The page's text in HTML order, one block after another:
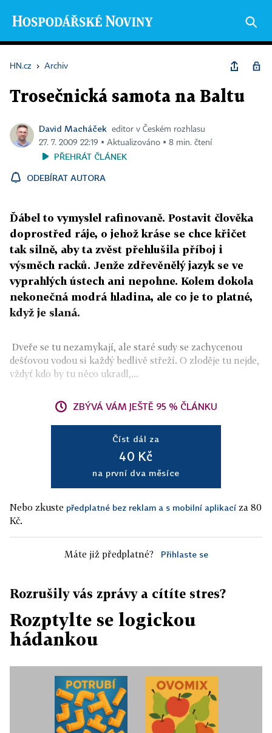
HN.cz › Archiv
Trosečnická samota na Baltu
David Macháček
editor v Českém rozhlasu
27. 7. 2009 22:19 ▪ Aktualizováno ▪ 8 min. čtení
PŘEHRÁT ČLÁNEK
ODEBÍRAT AUTORA
Ďábel to vymyslel rafinovaně. Postavit člověka
doprostřed ráje, o jehož kráse se chce křičet
tak silně, aby ta zvěst přehlušila příboj i
výsměch racků. Jenže zdřevěnělý jazyk se ve
vyprahlých ústech ani nepohne. Kolem dokola
nekonečná modrá hladina, ale co je to platné,
když je slaná.
Dveře se tu nezamykají, ale staré sudy se zachycenou
dešťovou vodou si každý bedlivě střeží. O zloděje tu nejde,
vždyť kdo by tu něco ukradl,...
ZBÝVÁ VÁM JEŠTĚ 95 % ČLÁNKU
Číst dál za
40 Kč
na první dva měsíce
Nebo zkuste předplatné bez reklam a s mobilní aplikací za 80
Kč.
Máte již předplatné? Přihlaste se
Rozrušily vás zprávy a cítíte stres?
Rozptylte se logickou
hádankou